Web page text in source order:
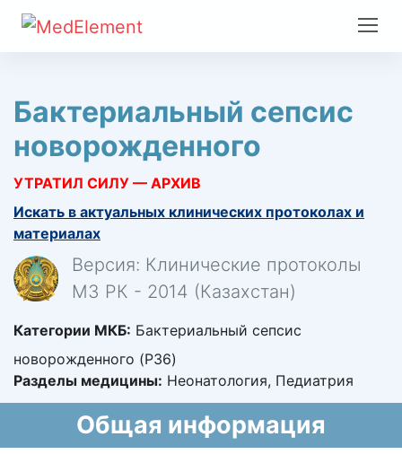
Бактериальный сепсис
новорожденного
УТРАТИЛ СИЛУ — АРХИВ
Искать в актуальных клинических протоколах и
материалах
Версия: Клинические протоколы
МЗ РК - 2014 (Казахстан)
Категории МКБ: Бактериальный сепсис
новорожденного (P36)
Разделы медицины: Неонатология, Педиатрия
Общая информация